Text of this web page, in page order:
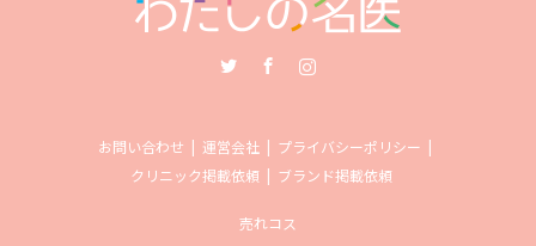
お問い合わせ 運営会社
プライバシーポリシー
クリニック掲載依頼
ブランド掲載依頼
売れコス